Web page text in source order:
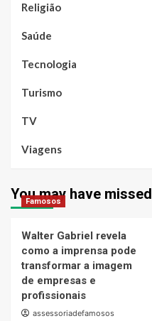
Religião
Saúde
Tecnologia
Turismo
TV
Viagens
You may have missed
Famosos
Walter Gabriel revela
como a imprensa pode
transformar a imagem
de empresas e
profissionais
assessoriadefamosos